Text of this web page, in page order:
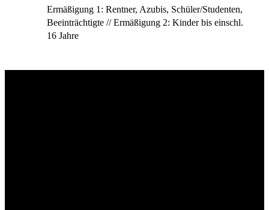
Ermäßigung 1: Rentner, Azubis, Schüler/Studenten,
Beeinträchtigte // Ermäßigung 2: Kinder bis einschl.
16 Jahre